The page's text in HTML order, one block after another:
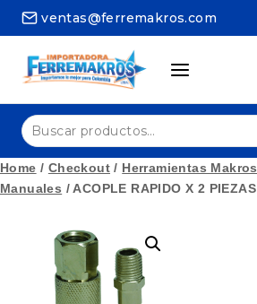
Skip
ventas@ferremakros.com
Buscar
por:
Home / Checkout / Herramientas Makros
Manuales / ACOPLE RAPIDO X 2 PIEZAS